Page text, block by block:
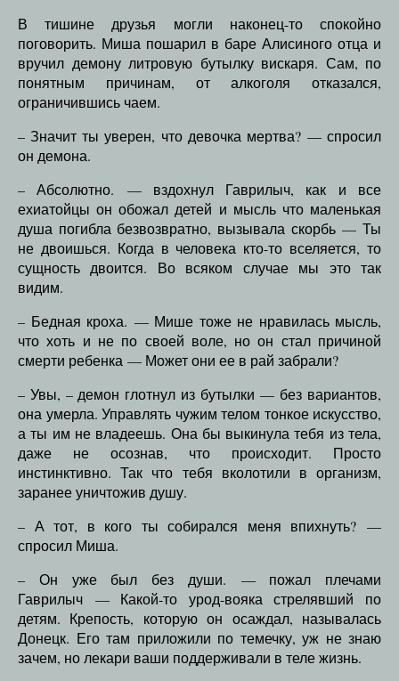
В тишине друзья могли наконец-то спокойно
поговорить. Миша пошарил в баре Алисиного отца и
вручил демону литровую бутылку вискаря. Сам, по
понятным причинам, от алкоголя отказался,
ограничившись чаем.
– Значит ты уверен, что девочка мертва? — спросил
он демона.
– Абсолютно. — вздохнул Гаврилыч, как и все
ехиатойцы он обожал детей и мысль что маленькая
душа погибла безвозвратно, вызывала скорбь — Ты
не двоишься. Когда в человека кто-то вселяется, то
сущность двоится. Во всяком случае мы это так
видим.
– Бедная кроха. — Мише тоже не нравилась мысль,
что хоть и не по своей воле, но он стал причиной
смерти ребенка — Может они ее в рай забрали?
– Увы, – демон глотнул из бутылки — без вариантов,
она умерла. Управлять чужим телом тонкое искусство,
а ты им не владеешь. Она бы выкинула тебя из тела,
даже не осознав, что происходит. Просто
инстинктивно. Так что тебя вколотили в организм,
заранее уничтожив душу.
– А тот, в кого ты собирался меня впихнуть? —
спросил Миша.
– Он уже был без души. — пожал плечами
Гаврилыч — Какой-то урод-вояка стрелявший по
детям. Крепость, которую он осаждал, называлась
Донецк. Его там приложили по темечку, уж не знаю
зачем, но лекари ваши поддерживали в теле жизнь.